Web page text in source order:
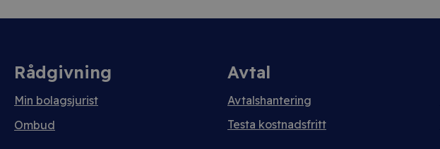
Rådgivning
Min bolagsjurist
Ombud
Avtal
Avtalshantering
Testa kostnadsfritt